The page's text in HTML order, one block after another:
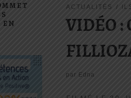
ACTUALITÉS
VIDÉO :
par Edna
EN